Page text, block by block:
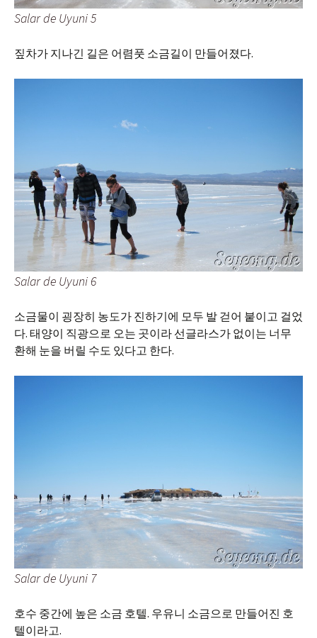
Salar de Uyuni 5
짚차가 지나긴 길은 어렴풋 소금길이 만들어졌다.
Salar de Uyuni 6
소금물이 굉장히 농도가 진하기에 모두 발 걷어 붙이고 걸었
다. 태양이 직광으로 오는 곳이라 선글라스가 없이는 너무
환해 눈을 버릴 수도 있다고 한다.
Salar de Uyuni 7
호수 중간에 높은 소금 호텔. 우유니 소금으로 만들어진 호
텔이라고.